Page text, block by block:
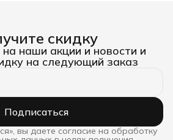
скидку
наши акции и новости и
на следующий заказ
Подписаться
вы даете согласие на обработку